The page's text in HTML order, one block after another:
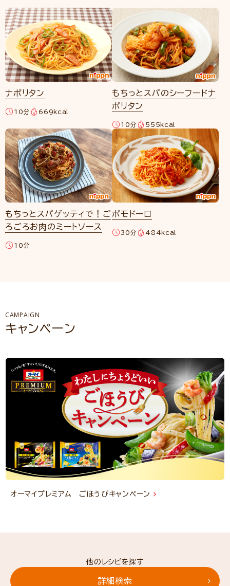
ナポリタン
10分 669kcal
もちっとスパのシーフードナ
ポリタン
10分 555kcal
もちっとスパゲッティで！ご
ろごろお肉のミートソース
10分
ポモドーロ
30分 484kcal
CAMPAIGN
キャンペーン
オーマイプレミアム ごほうびキャンペーン
他のレシピを探す
詳細検索